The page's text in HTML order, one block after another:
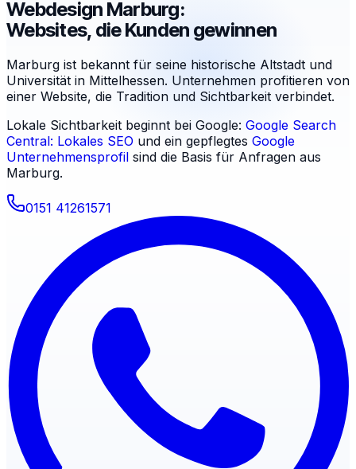
Webdesign Marburg:
Websites, die Kunden gewinnen
Marburg ist bekannt für seine historische Altstadt und
Universität in Mittelhessen. Unternehmen profitieren von
einer Website, die Tradition und Sichtbarkeit verbindet.
Lokale Sichtbarkeit beginnt bei Google: Google Search
Central: Lokales SEO und ein gepflegtes Google
Unternehmensprofil sind die Basis für Anfragen aus
Marburg.
0151 41261571